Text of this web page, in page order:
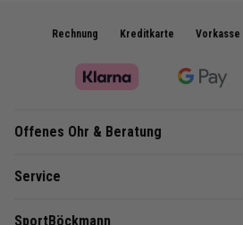
Rechnung Kreditkarte Vorkasse
Offenes Ohr & Beratung
Service
SportBöckmann